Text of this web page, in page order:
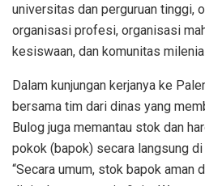
universitas dan perguruan tinggi,
organisasi profesi, organisasi
kesiswaan, dan komunitas
Dalam kunjungan kerjanya ke
bersama tim dari dinas yang
Bulog juga memantau stok dan
pokok (bapok) secara langsung
“Secara umum, stok bapok aman